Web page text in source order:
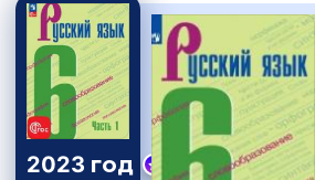
2023 год